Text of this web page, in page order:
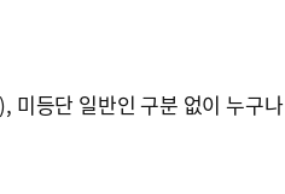
미등단 일반인 구분 없이 누구나